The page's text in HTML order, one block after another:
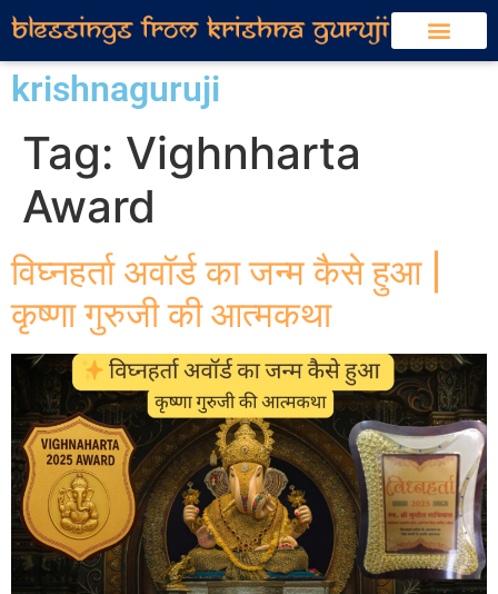
krishnaguruji
Tag: Vighnharta
Award
विघ्नहर्ता अवॉर्ड का जन्म कैसे हुआ |
कृष्णा गुरुजी की आत्मकथा